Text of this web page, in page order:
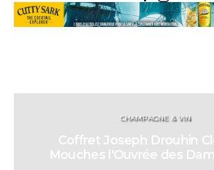
CHAMPAGNE & VIN
Coffret Joseph Drouhin
Mouches l'Ouvrée des